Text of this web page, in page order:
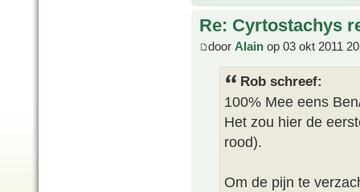
Re: Cyrtostachys
door Alain op 03 okt 2011
Rob schreef:
100% Mee eens
Het zou hier de
rood).
Om de pijn te